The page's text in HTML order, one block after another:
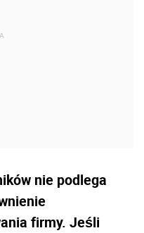
nie podlega
firmy. Jeśli